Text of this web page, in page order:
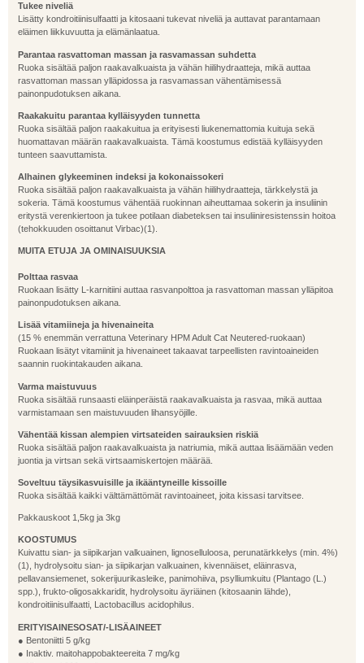
Tukee niveliä
Lisätty kondroitiinisulfaatti ja kitosaani tukevat niveliä ja auttavat parantamaan
eläimen liikkuvuutta ja elämänlaatua.
Parantaa rasvattoman massan ja rasvamassan suhdetta
Ruoka sisältää paljon raakavalkuaista ja vähän hiilihydraatteja, mikä auttaa
rasvattoman massan ylläpidossa ja rasvamassan vähentämisessä
painonpudotuksen aikana.
Raakakuitu parantaa kylläisyyden tunnetta
Ruoka sisältää paljon raakakuitua ja erityisesti liukenemattomia kuituja sekä
huomattavan määrän raakavalkuaista. Tämä koostumus edistää kylläisyyden
tunteen saavuttamista.
Alhainen glykeeminen indeksi ja kokonaissokeri
Ruoka sisältää paljon raakavalkuaista ja vähän hiilihydraatteja, tärkkelystä ja
sokeria. Tämä koostumus vähentää ruokinnan aiheuttamaa sokerin ja insuliinin
eritystä verenkiertoon ja tukee potilaan diabeteksen tai insuliiniresistenssin hoitoa
(tehokkuuden osoittanut Virbac)(1).
MUITA ETUJA JA OMINAISUUKSIA
Polttaa rasvaa
Ruokaan lisätty L-karnitiini auttaa rasvanpolttoa ja rasvattoman massan ylläpitoa
painonpudotuksen aikana.
Lisää vitamiineja ja hivenaineita
(15 % enemmän verrattuna Veterinary HPM Adult Cat Neutered-ruokaan)
Ruokaan lisätyt vitamiinit ja hivenaineet takaavat tarpeellisten ravintoaineiden
saannin ruokintakauden aikana.
Varma maistuvuus
Ruoka sisältää runsaasti eläinperäistä raakavalkuaista ja rasvaa, mikä auttaa
varmistamaan sen maistuvuuden lihansyöjille.
Vähentää kissan alempien virtsateiden sairauksien riskiä
Ruoka sisältää paljon raakavalkuaista ja natriumia, mikä auttaa lisäämään veden
juontia ja virtsan sekä virtsaamiskertojen määrää.
Soveltuu täysikasvuisille ja ikääntyneille kissoille
Ruoka sisältää kaikki välttämättömät ravintoaineet, joita kissasi tarvitsee.
Pakkauskoot 1,5kg ja 3kg
KOOSTUMUS
Kuivattu sian- ja siipikarjan valkuainen, lignoselluloosa, perunatärkkelys (min. 4%)
(1), hydrolysoitu sian- ja siipikarjan valkuainen, kivennäiset, eläinrasva,
pellavansiemenet, sokerijuurikasleike, panimohiiva, psylliumkuitu (Plantago (L.)
spp.), frukto-oligosakkaridit, hydrolysoitu äyriäinen (kitosaanin lähde),
kondroitiinisulfaatti, Lactobacillus acidophilus.
ERITYISAINESOSAT/-LISÄAINEET
● Bentoniitti 5 g/kg
● Inaktiv. maitohappobakteereita 7 mg/kg